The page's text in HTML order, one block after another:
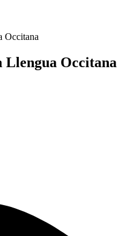
Occitana
Occitana